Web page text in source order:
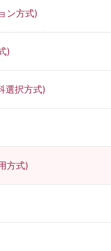
ン方式)
)
選択方式)
方式)